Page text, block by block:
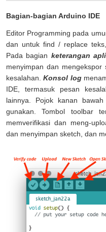
Bagian-bagian Arduino IDE
Editor Programming pada
dan untuk find / replace
Pada bagian keterangan
menyimpan dan
kesalahan.Konsol log
IDE, termasuk pesan
lainnya. Pojok kanan
gunakan. Tombol toolbar
memverifikasi dan meng-
dan menyimpan sketch, dan